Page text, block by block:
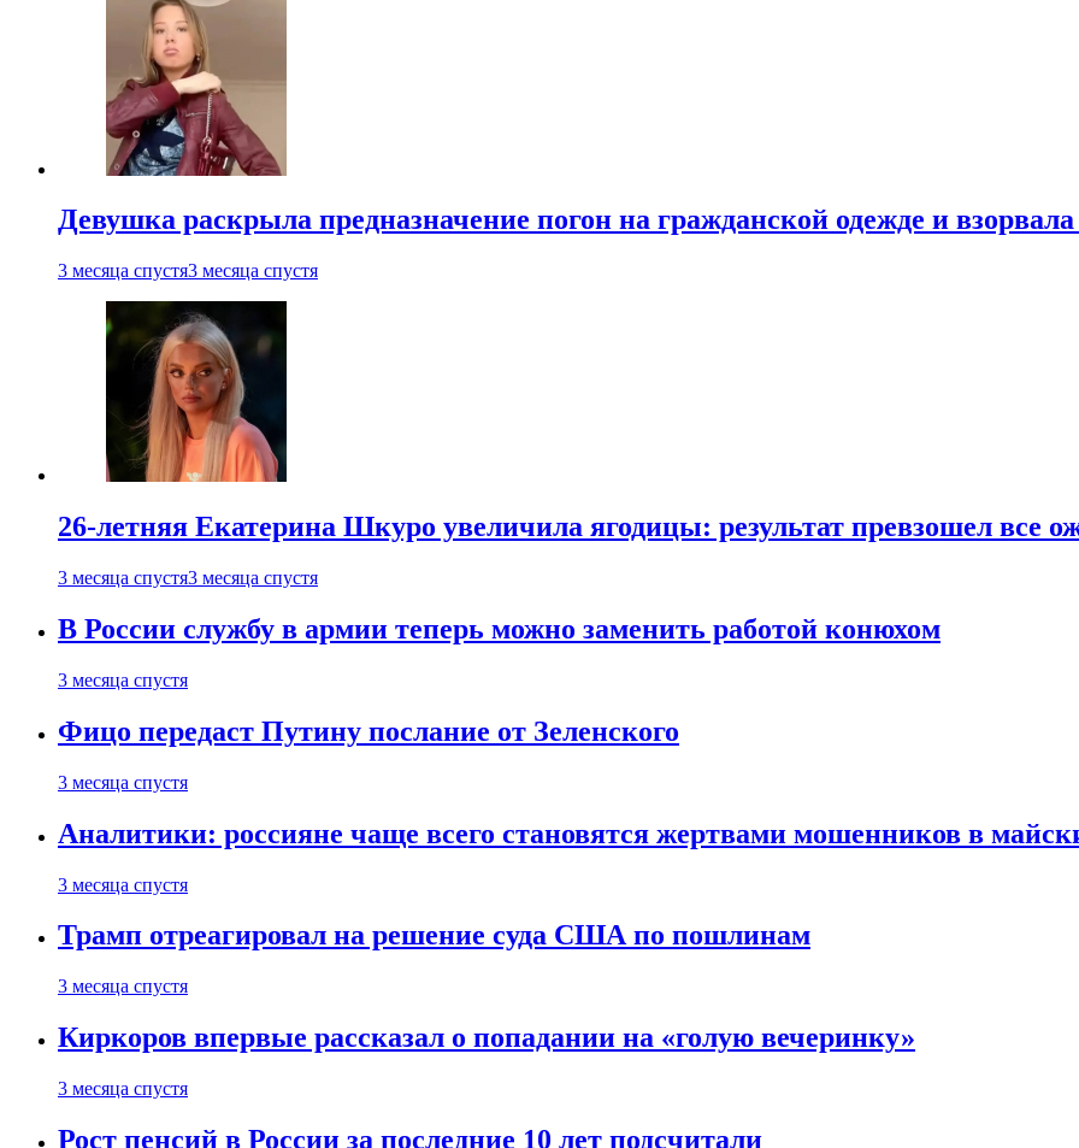
Девушка раскрыла предназначение погон на гражданской одежде и взорвала
3 месяца спустя3 месяца спустя
26-летняя Екатерина Шкуро увеличила ягодицы: результат превзошел все
3 месяца спустя3 месяца спустя
В России службу в армии теперь можно заменить работой конюхом
3 месяца спустя
Фицо передаст Путину послание от Зеленского
3 месяца спустя
Аналитики: россияне чаще всего становятся жертвами мошенников в
3 месяца спустя
Трамп отреагировал на решение суда США по пошлинам
3 месяца спустя
Киркоров впервые рассказал о попадании на «голую вечеринку»
3 месяца спустя
Рост пенсий в России за последние 10 лет подсчитали